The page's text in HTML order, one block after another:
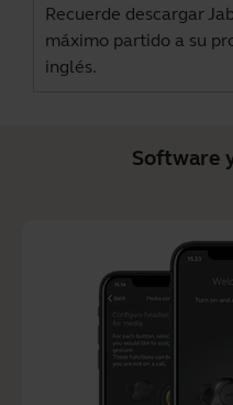
Recuerde descargar
máximo partido a su
inglés.
Software